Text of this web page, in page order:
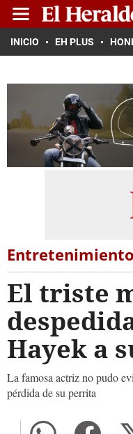
INICIO EH PLUS
Entretenimiento
El triste
Hayek a
La famosa actriz no pudo
pérdida de su perrita